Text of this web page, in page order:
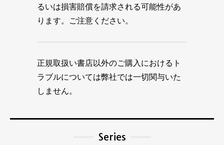
るいは損害賠償を請求される可能性があ
ります。ご注意ください。
正規取扱い書店以外のご購入におけるト
ラブルについては弊社では一切関与いた
しません。
Series